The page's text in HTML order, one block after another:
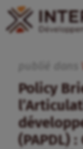
Policy
(PAPDL)